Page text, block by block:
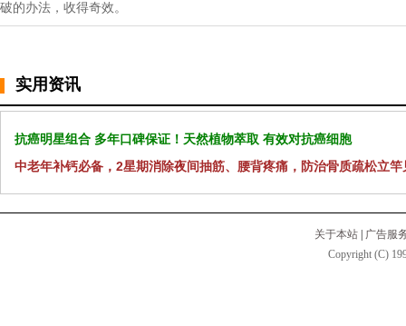
破的办法，收得奇效。
实用资讯
抗癌明星组合 多年口碑保证！天然植物萃取 有效对抗癌细胞
中老年补钙必备，2星期消除夜间抽筋、腰背疼痛，防治骨质疏松立竿
关于本站
广告服
Copyright (C)